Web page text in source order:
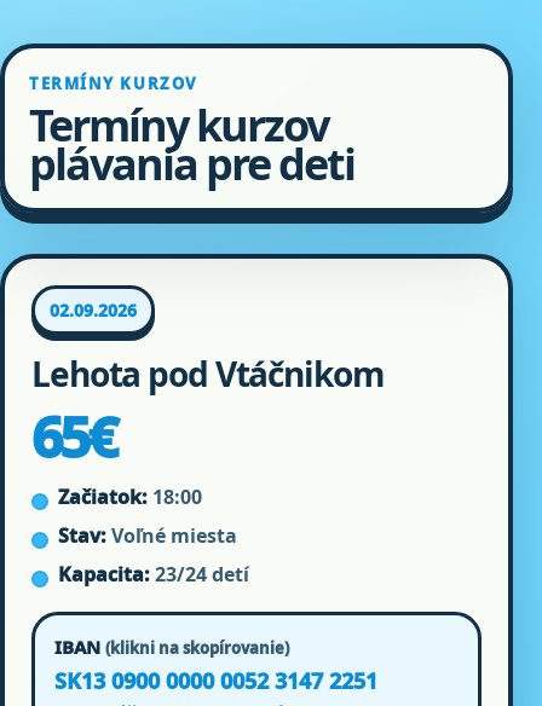
TERMÍNY KURZOV
Termíny kurzov
plávania pre deti
02.09.2026
Lehota pod Vtáčnikom
65€
Začiatok: 18:00
Stav:Voľné miesta
Kapacita:23/24 detí
IBAN (klikni na skopírovanie)
SK13 0900 0000 0052 3147 2251